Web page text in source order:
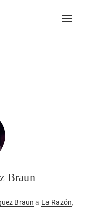
Braun
Braun a La Razón,